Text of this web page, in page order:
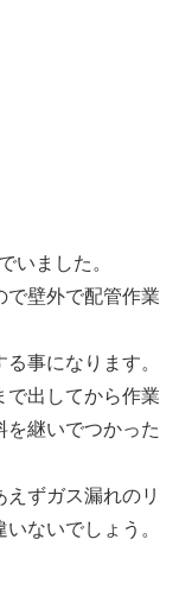
いました。
で壁外で配管作業
事になります。
で出してから作業
を継いでつかった
ずガス漏れのリ
ないでしょう。